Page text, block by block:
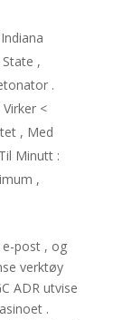
,
.
<
, Med
Minutt :
,
post , og
verktøy
ADR utvise
.